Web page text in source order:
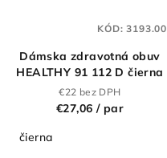
Dámska zdravotná obuv
HEALTHY 91 112 D čierna
€22 bez DPH
€27,06 / par
čierna
KÓD:3193.00